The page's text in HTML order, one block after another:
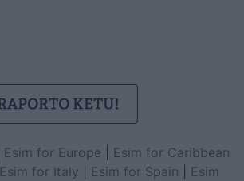
Esim for Europe
Esim for Caribbean
Esim for Italy Esim for Spain
Esim